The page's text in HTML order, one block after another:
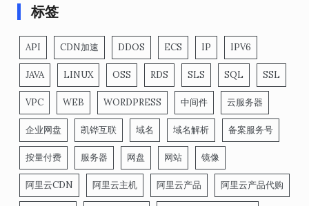
标签
API CDN加速 DDOS ECS IP IPV6
JAVA LINUX OSS RDS SLS SQL SSL
VPC WEB WORDPRESS 中间件 云服务器
企业网盘 凯铧互联 域名 域名解析 备案服务号
按量付费 服务器 网盘 网站 镜像
阿里云CDN 阿里云主机 阿里云产品 阿里云产品代购